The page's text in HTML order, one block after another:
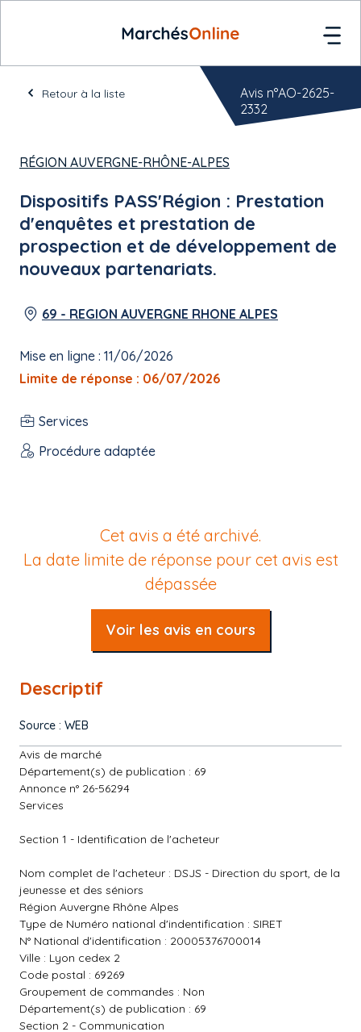
Retour à la liste
RÉGION AUVERGNE-RHÔNE-ALPES
Dispositifs PASS'Région : Prestation
d'enquêtes et prestation de
prospection et de développement de
nouveaux partenariats.
69 - REGION AUVERGNE RHONE ALPES
Mise en ligne : 11/06/2026
Limite de réponse : 06/07/2026
Services
Procédure adaptée
Avis n°AO-2625-
2332
Cet avis a été archivé.
La date limite de réponse pour cet avis est
dépassée
Voir les avis en cours
Descriptif
Source : WEB
Avis de marché
Département(s) de publication : 69
Annonce n° 26-56294
Services
Section 1 - Identification de l'acheteur
Nom complet de l'acheteur : DSJS - Direction du sport, de la
jeunesse et des séniors
Région Auvergne Rhône Alpes
Type de Numéro national d'indentification : SIRET
N° National d'identification : 20005376700014
Ville : Lyon cedex 2
Code postal : 69269
Groupement de commandes : Non
Département(s) de publication : 69
Section 2 - Communication